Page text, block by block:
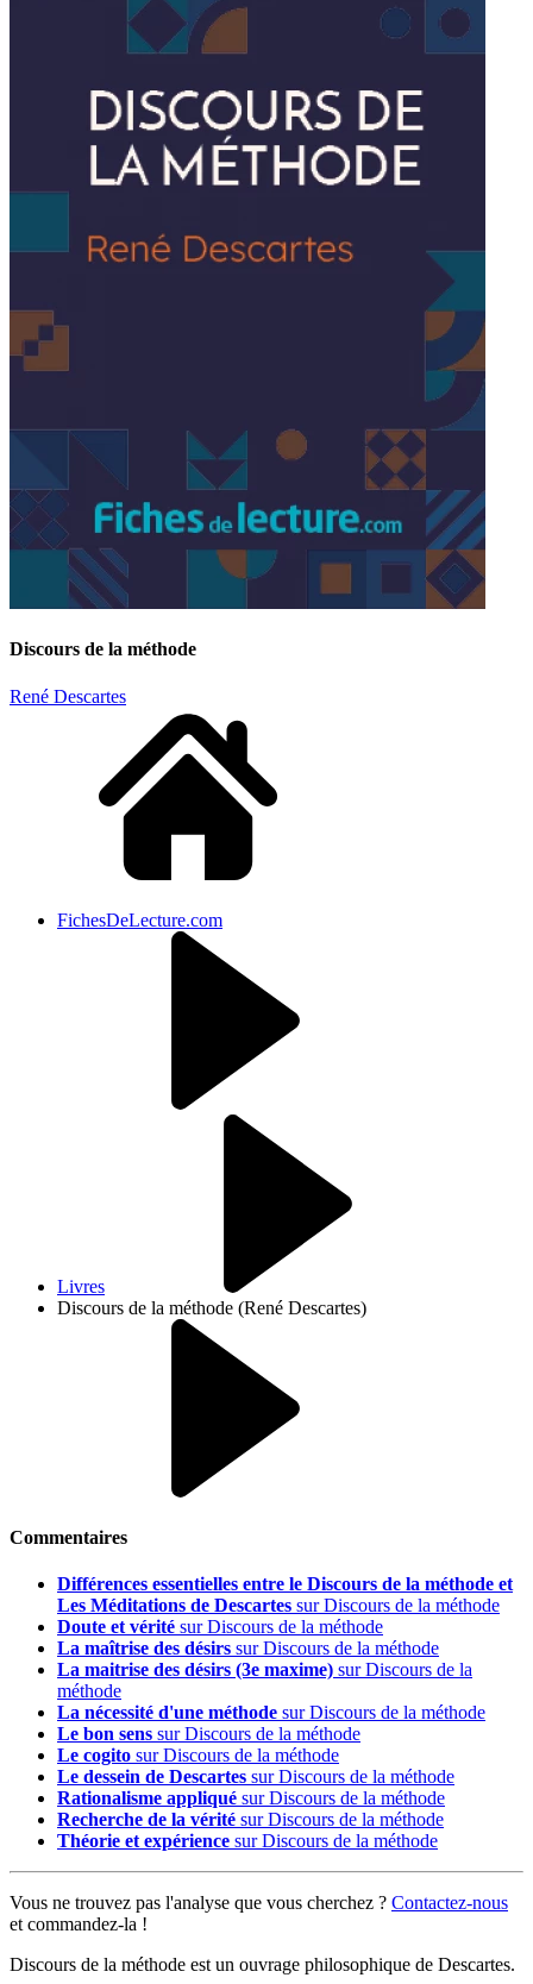
Discours de la méthode
René Descartes
FichesDeLecture.com
Livres
Discours de la méthode (René Descartes)
Commentaires
Différences essentielles entre le Discours de la méthode et
Les Méditations de Descartes sur Discours de la méthode
Doute et vérité sur Discours de la méthode
La maîtrise des désirs sur Discours de la méthode
La maitrise des désirs (3e maxime) sur Discours de la
méthode
La nécessité d'une méthode sur Discours de la méthode
Le bon sens sur Discours de la méthode
Le cogito sur Discours de la méthode
Le dessein de Descartes sur Discours de la méthode
Rationalisme appliqué sur Discours de la méthode
Recherche de la vérité sur Discours de la méthode
Théorie et expérience sur Discours de la méthode
Vous ne trouvez pas l'analyse que vous cherchez ? Contactez-nous
et commandez-la !
Discours de la méthode est un ouvrage philosophique de Descartes.